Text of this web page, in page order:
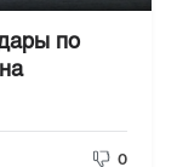
по
0